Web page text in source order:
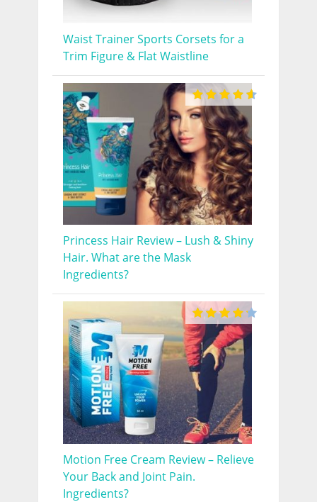
Waist Trainer Sports Corsets for a
Trim Figure & Flat Waistline
Princess Hair Review – Lush & Shiny
Hair. What are the Mask
Ingredients?
Motion Free Cream Review – Relieve
Your Back and Joint Pain.
Ingredients?